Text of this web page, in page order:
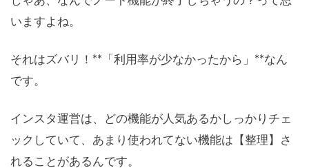
いますよね。
それはズバリ！**「利用率が少なかったから」**なん
です。
インスタ運営は、どの機能が人気あるかしっかりチェ
ックしていて、あまり使われてない機能は【整理】さ
れることがあるんです。